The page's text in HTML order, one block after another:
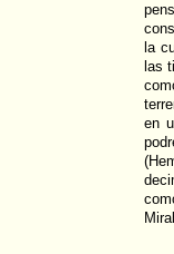
la
las
en